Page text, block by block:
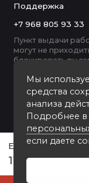
12000 руб
с трех сторон
Закладка:
предусмотрена
Количество
318
Пол:
женский
Мы
средства
анализа
Подробнее в
если даете
Поддержка
+7 968 805 93 33
Пункт выдачи
могут не
блокировать ру